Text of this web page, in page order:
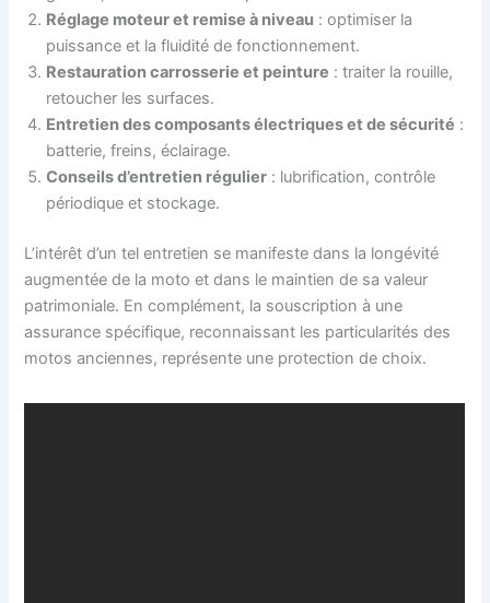
Réglage moteur et remise à niveau : optimiser la
puissance et la fluidité de fonctionnement.
Restauration carrosserie et peinture : traiter la rouille,
retoucher les surfaces.
Entretien des composants électriques et de sécurité :
batterie, freins, éclairage.
Conseils d’entretien régulier : lubrification, contrôle
périodique et stockage.
L’intérêt d’un tel entretien se manifeste dans la longévité
augmentée de la moto et dans le maintien de sa valeur
patrimoniale. En complément, la souscription à une
assurance spécifique, reconnaissant les particularités des
motos anciennes, représente une protection de choix.